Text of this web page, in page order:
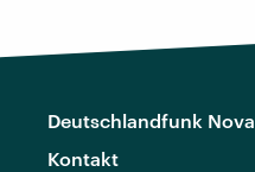
Deutschlandfunk Nova
Kontakt